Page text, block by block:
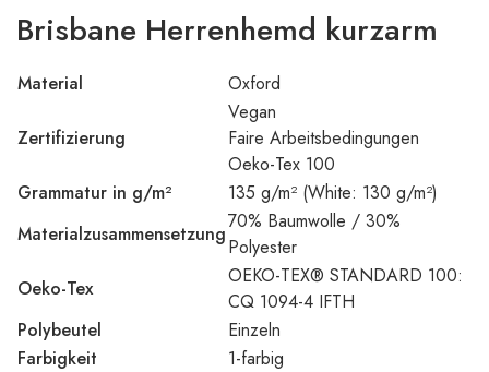
Brisbane Herrenhemd kurzarm
Material Oxford
Zertifizierung
Vegan
Faire Arbeitsbedingungen
Oeko-Tex 100
Grammatur in g/m²
135 g/m² (White: 130 g/m²)
Materialzusammensetzung
70% Baumwolle / 30%
Polyester
Oeko-Tex
OEKO-TEX® STANDARD 100:
CQ 1094-4 IFTH
Polybeutel
Einzeln
Farbigkeit
1-farbig